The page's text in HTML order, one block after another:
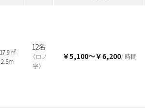
17.9㎡
2.5m
12名
（ロノ
字）
￥5,100〜￥6,200/ 時間